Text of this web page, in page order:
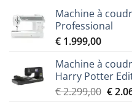
Machine à
Professional
€ 1.999,00
Machine à
Harry Potter
€2.299,00 Le
€